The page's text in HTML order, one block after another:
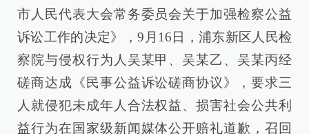
市人民代表大会常务委员会关于加强检察公益
诉讼工作的决定》，9月16日，浦东新区人民检
察院与侵权行为人吴某甲、吴某乙、吴某丙经
磋商达成《民事公益诉讼磋商协议》，要求三
人就侵犯未成年人合法权益、损害社会公共利
益行为在国家级新闻媒体公开赔礼道歉，召回